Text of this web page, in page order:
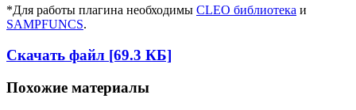
*Для работы плагина необходимы CLEO библиотека и
SAMPFUNCS.
Скачать файл [69.3 КБ]
Похожие материалы